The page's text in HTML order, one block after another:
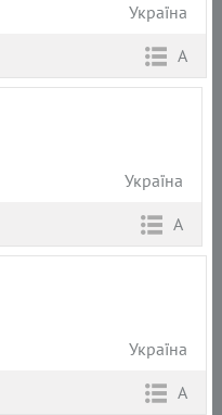
Україна
А
Україна
А
Україна
А